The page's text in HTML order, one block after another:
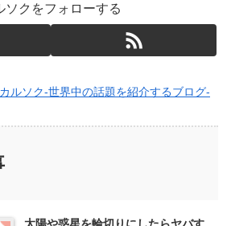
ソクをフォローする
カルソク-世界中の話題を紹介するブログ-
太陽や惑星を輪切りにしたらヤバす